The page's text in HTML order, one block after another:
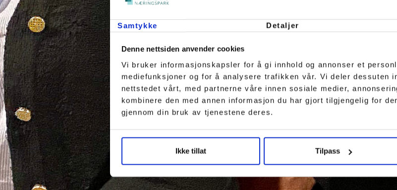
Samtykke Detaljer
Denne nettsiden anvender cookies
Vi bruker informasjonskapsler for å gi innhold og annonser et
mediefunksjoner og for å analysere trafikken vår. Vi deler dessuten
nettstedet vårt, med partnerne våre innen sosiale medier,
kombinere den med annen informasjon du har gjort tilgjengelig for
gjennom din bruk av tjenestene deres.
Ikke tillat Tilpass